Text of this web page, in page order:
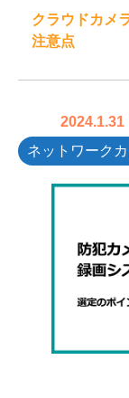
クラウドカメ
注意点
2024.1.31
ネットワーク